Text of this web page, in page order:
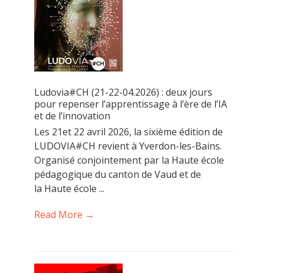
Ludovia#CH (21-22-04.2026) : deux jours
pour repenser l’apprentissage à l’ère de l’IA
et de l’innovation
Les 21et 22 avril 2026, la sixième édition de
LUDOVIA#CH revient à Yverdon-les-Bains.
Organisé conjointement par la Haute école
pédagogique du canton de Vaud et de
la Haute école ...
Read More →